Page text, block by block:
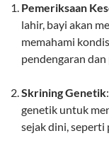
Pemeriksaan
lahir, bayi akan
memahami
pendengaran
Skrining Genetik
genetik untuk
sejak dini,